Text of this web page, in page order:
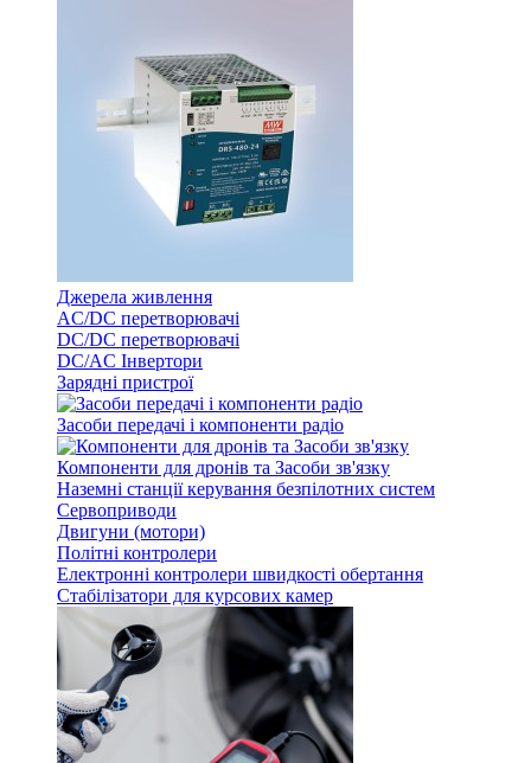
Джерела живлення
AC/DC перетворювачі
DC/DC перетворювачі
DC/AC Інвертори
Зарядні пристрої
Засоби передачі і компоненти радіо
Компоненти для дронів та Засоби зв'язку
Наземні станції керування безпілотних систем
Сервоприводи
Двигуни (мотори)
Політні контролери
Електронні контролери швидкості обертання
Стабілізатори для курсових камер